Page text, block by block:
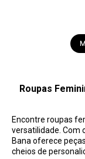
Roupas
Encontre roupas
versatilidade. Com
Bana oferece
cheios de